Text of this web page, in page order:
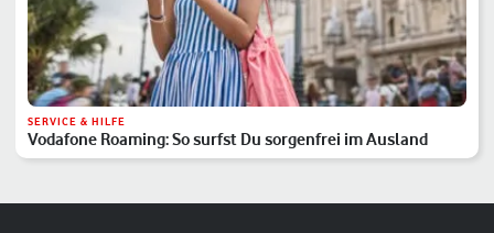
SERVICE & HILFE
Vodafone Roaming: So surfst Du sorgenfrei im Ausland